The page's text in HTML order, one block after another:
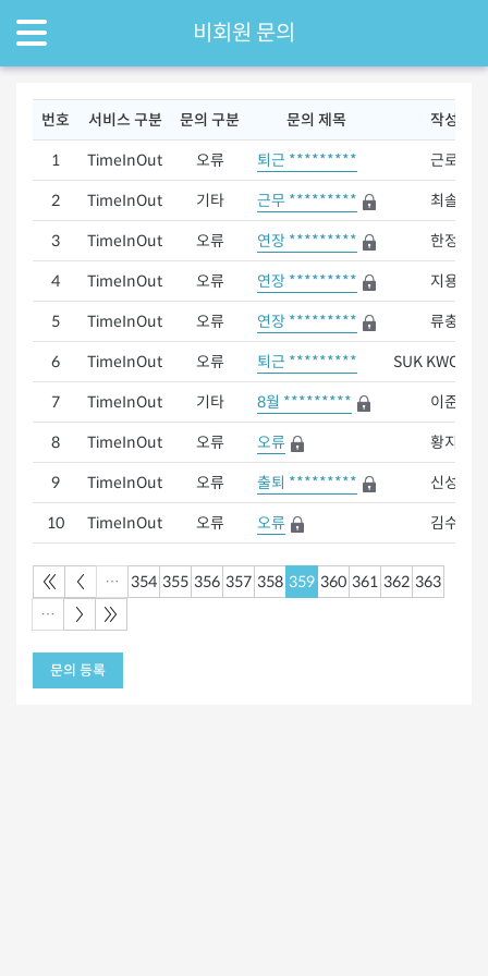
비회원 문의
번호 서비스 구분 문의 구분 문의 제목 작성자
1 TimeInOut 오류 퇴근 ********* 근로자
2 TimeInOut 기타 근무 ********* 최솔이
3 TimeInOut 오류 연장 ********* 한정희
4 TimeInOut 오류 연장 ********* 지용민
5 TimeInOut 오류 연장 ********* 류충환
6 TimeInOut 오류 퇴근 ********* SUK KWON
7 TimeInOut 기타 8월 ********* 이준욱
8 TimeInOut 오류 오류 황지연
9 TimeInOut 오류 출퇴 ********* 신성일
10 TimeInOut 오류 오류 김수현
… 354 355 356 357 358 359 360 361 362 363
…
문의 등록